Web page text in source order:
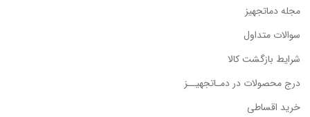
مجله دماتجهیز
سوالات متداول
شرایط بازگشت کالا
درج محصولات در دمـاتجهیــز
خرید اقساطی